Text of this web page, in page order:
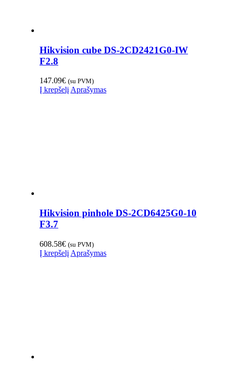
Hikvision cube DS-2CD2421G0-IW
F2.8
147.09€ (su PVM)
Į krepšelį Aprašymas
Hikvision pinhole DS-2CD6425G0-10
F3.7
608.58€ (su PVM)
Į krepšelį Aprašymas